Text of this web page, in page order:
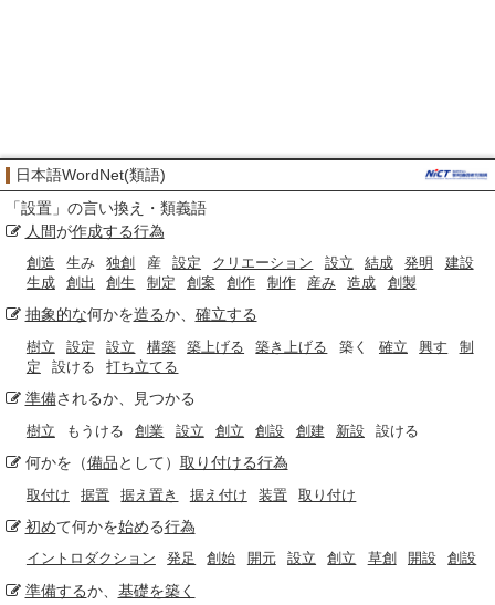
日本語WordNet(類語)
「設置 」の言い換え・類義語
人間が作成する行為
創造 生み 独創 産 設定 クリエーション 設立 結成 発明
建設
生成
創出 創生 制定 創案 創作 制作 産み 造成 創製
抽象的な何かを造るか、 確立する
樹立 設定 設立 構築 築上げる 築き上げる 築く 確立 興す
制
定
設ける 打ち立てる
準備されるか、見つかる
樹立 もうける 創業 設立 創立 創設 創建 新設 設ける
何かを（備品として） 取り付ける行為
取付け 据置 据え置き 据え付け 装置 取り付け
初めて何かを始める行為
イントロダクション 発足 創始 開元 設立 創立 草創 開設 創設
準備するか、 基礎を築く